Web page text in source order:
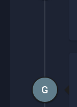
G